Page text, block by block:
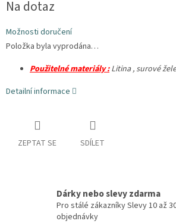
Na dotaz
Možnosti doručení
Položka byla vyprodána…
Použitelné materiály : Litina , surové
Detailní informace
ZEPTAT SE SDÍLET
Dárky nebo slevy zdarma
Pro stálé zákazníky Slevy 10 až
objednávky